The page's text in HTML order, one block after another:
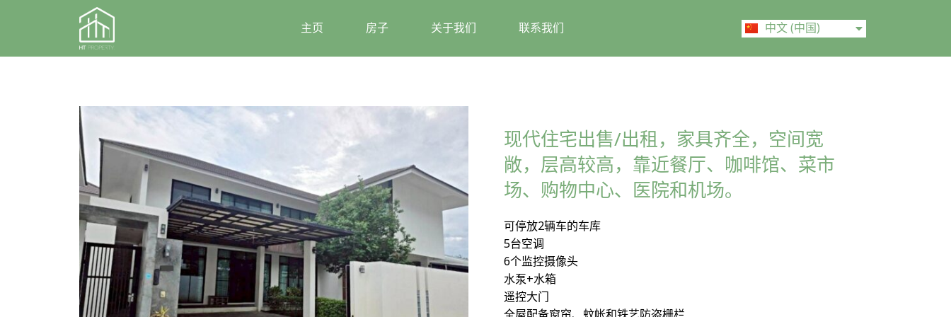
主页 房子 关于我们 联系我们 中文 (中国)
English
现代住宅出售/出租，家具齐全，空间宽
敞，层高较高，靠近餐厅、咖啡馆、菜市
场、购物中心、医院和机场。
可停放2辆车的车库
5台空调
6个监控摄像头
水泵+水箱
遥控大门